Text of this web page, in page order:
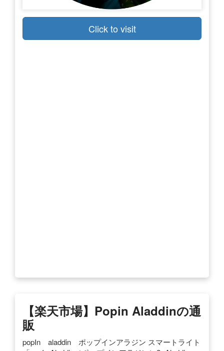
Click to visit
【楽天市場】popin Aladdinの通
販
popIn aladdin ポップインアラジン スマートライト